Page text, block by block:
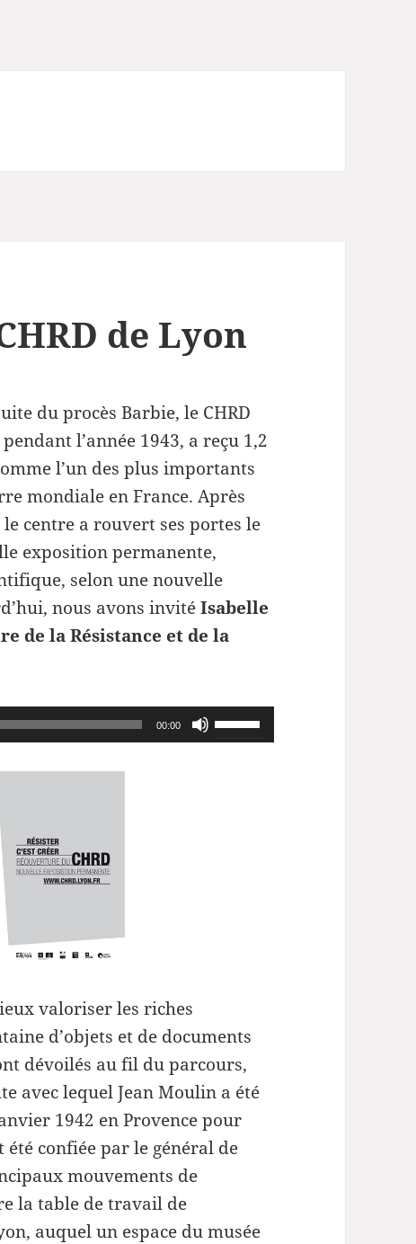
de Lyon
du procès Barbie, le CHRD
l’année 1943, a reçu 1,2
l’un des plus importants
mondiale en France. Après
centre a rouvert ses portes le
exposition permanente,
selon une nouvelle
nous avons invitéIsabelle
de la Résistance et de la
00:00
Utilisez
les
valoriser les riches
d’objets et de documents
dévoilés au fil du parcours,
avec lequel Jean Moulin a été
1942 en Provence pour
confiée par le général de
mouvements de
la table de travail de
auquel un espace du musée